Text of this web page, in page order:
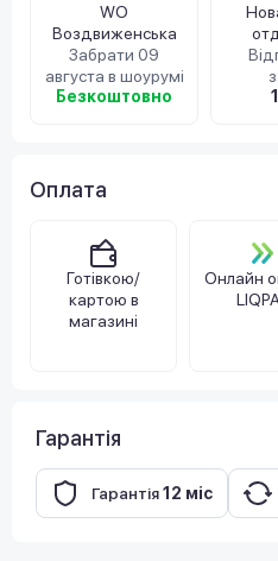
WO
Воздвиженська
Забрати 09
августа в шоурумі
Безкоштовно
Оплата
Готівкою/
картою в
магазині
Онлайн
Гарантія
Гарантія12 міс